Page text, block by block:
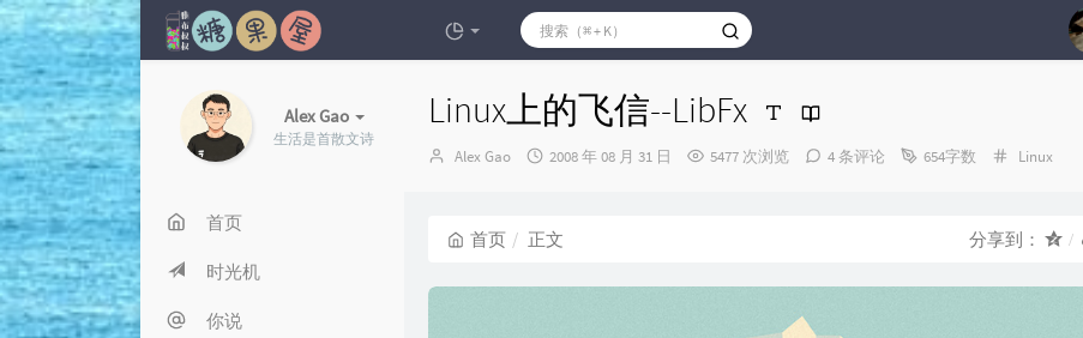
Alex Gao
生活是首散文诗
首页
时光机
你说
Linux上的飞信--LibFx
博
Alex Gao
发
2008 年 08 月 31 日 5477 次浏览 4 条评论 654字数
分
Linux
首页 正文 分享到：